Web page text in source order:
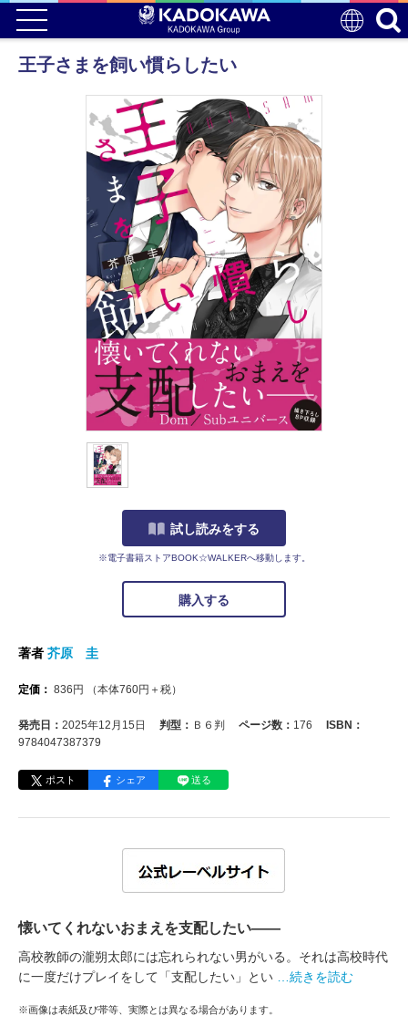
王子さまを飼い慣らしたい
試し読みをする
※電子書籍ストアBOOK☆WALKERへ移動します。
購入する
著者 芥原 圭
定価： 836 円 （本体760円＋税）
発売日： 2025年12月15日 判型： Ｂ６判 ページ数： 176
ISBN：
9784047387379
ポスト シェア 送る
懐いてくれないおまえを支配したい――
高校教師の瀧朔太郎には忘れられない男がいる。それは高校時代
に一度だけプレイをして「支配したい」とい
…続きを読む
※画像は表紙及び帯等、実際とは異なる場合があります。